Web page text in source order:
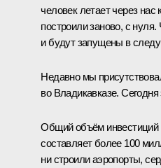
человек летает через
построили заново, с
и будут запущены в
Недавно мы
во Владикавказе.
Общий объём инвестиций
составляет более 100
ни строили аэропорты,